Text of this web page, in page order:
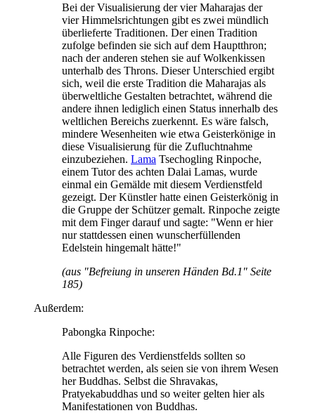
Bei der Visualisierung der vier Maharajas der
vier Himmelsrichtungen gibt es zwei mündlich
überlieferte Traditionen. Der einen Tradition
zufolge befinden sie sich auf dem Hauptthron;
nach der anderen stehen sie auf Wolkenkissen
unterhalb des Throns. Dieser Unterschied ergibt
sich, weil die erste Tradition die Maharajas als
überweltliche Gestalten betrachtet, während die
andere ihnen lediglich einen Status innerhalb des
weltlichen Bereichs zuerkennt. Es wäre falsch,
mindere Wesenheiten wie etwa Geisterkönige in
diese Visualisierung für die Zufluchtnahme
einzubeziehen. Lama Tsechogling Rinpoche,
einem Tutor des achten Dalai Lamas, wurde
einmal ein Gemälde mit diesem Verdienstfeld
gezeigt. Der Künstler hatte einen Geisterkönig in
die Gruppe der Schützer gemalt. Rinpoche zeigte
mit dem Finger darauf und sagte: "Wenn er hier
nur stattdessen einen wunscherfüllenden
Edelstein hingemalt hätte!"
(aus "Befreiung in unseren Händen Bd.1" Seite
185)
Außerdem:
Pabongka Rinpoche:
Alle Figuren des Verdienstfelds sollten so
betrachtet werden, als seien sie von ihrem Wesen
her Buddhas. Selbst die Shravakas,
Pratyekabuddhas und so weiter gelten hier als
Manifestationen von Buddhas.